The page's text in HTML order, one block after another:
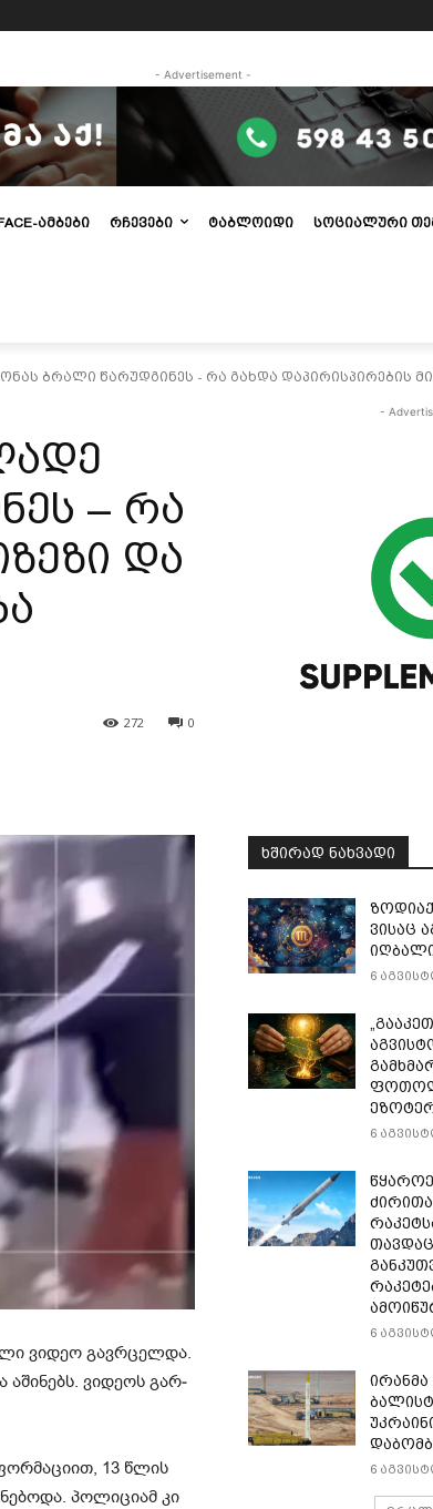
- Advertisement -
ᲐᲛᲑᲔᲑᲘ ᲠᲩᲔᲕᲔᲑᲘ ᲢᲐᲑᲚᲝᲘᲓᲘ ᲡᲝᲪᲘᲐᲚᲣᲠᲘ
ბრალი წარუდგინეს - რა გახდა დაპირისპირების
– რა
და
0
272
ვი­დეო გავ­რცელ­და.
აში­ნებს. ვი­დე­ოს გარ­
13 წლის
პო­ლი­ცი­ამ კი
-
ᲮᲨᲘᲠᲐᲓ ᲜᲐᲮᲕᲐᲓᲘ
ვისაც
6
6
6
6